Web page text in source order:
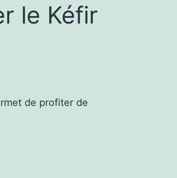
le Kéfir
de profiter de